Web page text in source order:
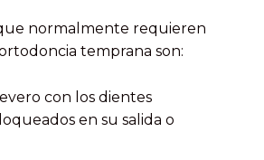
normalmente requieren
temprana son:
con los dientes
en su salida o